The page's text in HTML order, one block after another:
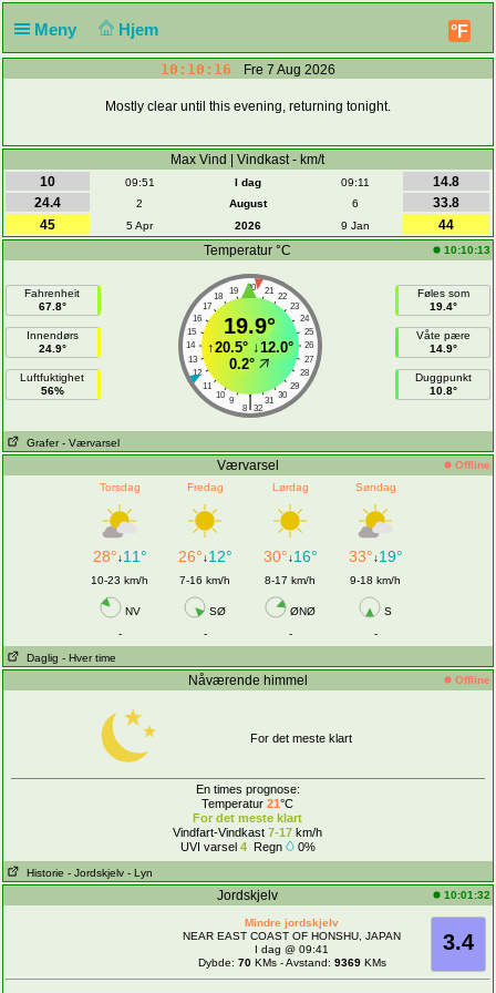
Meny Hjem °F
10:10:16 Fre 7 Aug 2026
Mostly clear until this evening, returning tonight.
Max Vind | Vindkast - km/t
10
09:51 I dag 09:11
14.8
24.4
2 August 6
33.8
45
5 Apr 2026 9 Jan
44
Temperatur °C
10:10:13
Fahrenheit
67.8°
Innendørs
24.9°
Luftfuktighet
56%
20
19 21
18
22
17
23
16
24
15
25
14
26
13
27
12
28
11
29
10
30
9 31
|
8 32
19.9°
↑20.5°↓12.0°
0.2°
Føles som
19.4°
Våte pære
14.9°
Duggpunkt
10.8°
Grafer - Værvarsel
Værvarsel
Offline
Torsdag
Fredag Lørdag Søndag
28°↓11° 26°↓12° 30°↓16° 33°↓19°
10-23 km/h 7-16 km/h 8-17 km/h 9-18 km/h
NV SØ ØNØ
S
-
- -
-
Daglig - Hver time
Nåværende himmel Offline
For det meste klart
En times prognose:
Temperatur21°C
For det meste klart
Vindfart-Vindkast 7-17 km/h
UVI varsel 4Regn 0%
Historie - Jordskjelv - Lyn
Jordskjelv 10:01:32
3.4
Mindre jordskjelv
NEAR EAST COAST OF HONSHU, JAPAN
I dag @ 09:41
Dybde: 70KMs - Avstand: 9369KMs